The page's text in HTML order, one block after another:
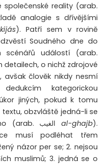
společenské reality (arab.
analogie s dřívějšími
). Patří sem v rovině
Soudného dne do
scénářů událostí (arab.
detailech, o nichž zdrojové
člověk nikdy nesmí
kategorickou
jiných, pokud k tomu
obzvláště jedná-li se
(arab.
الغيبal-ghajb).
musí podléhat třem
názor per se; 2. nejsou
muslimů; 3. jedná se o